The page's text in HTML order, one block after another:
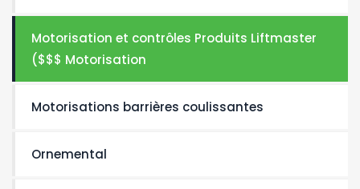
Motorisation et contrôles Produits Liftmaster
($$$ Motorisation
Motorisations barrières coulissantes
Ornemental